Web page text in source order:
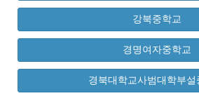
강북중학교
경명여자중학교
경북대학교사범대학부설